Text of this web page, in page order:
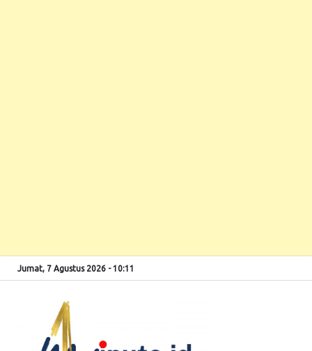
Jumat, 7 Agustus 2026 - 10:11